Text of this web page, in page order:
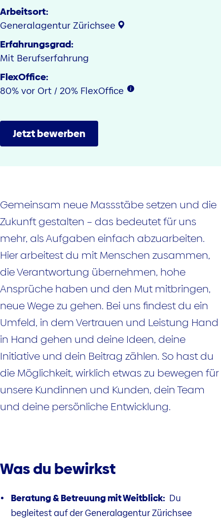
Arbeitsort:
Generalagentur Zürichsee
Erfahrungsgrad:
Mit Berufserfahrung
FlexOffice:
80%vor Ort/ 20% FlexOffice
Jetzt bewerben
Gemeinsam neue Massstäbe setzen und die
Zukunft gestalten – das bedeutet für uns
mehr, als Aufgaben einfach abzuarbeiten.
Hier arbeitest du mit Menschen zusammen,
die Verantwortung übernehmen, hohe
Ansprüche haben und den Mut mitbringen,
neue Wege zu gehen. Bei uns findest du ein
Umfeld, in dem Vertrauen und Leistung Hand
in Hand gehen und deine Ideen, deine
Initiative und dein Beitrag zählen. So hast du
die Möglichkeit, wirklich etwas zu bewegen für
unsere Kundinnen und Kunden, dein Team
und deine persönliche Entwicklung.
Was du bewirkst
Beratung & Betreuung mit Weitblick: Du
begleitest auf der Generalagentur Zürichsee